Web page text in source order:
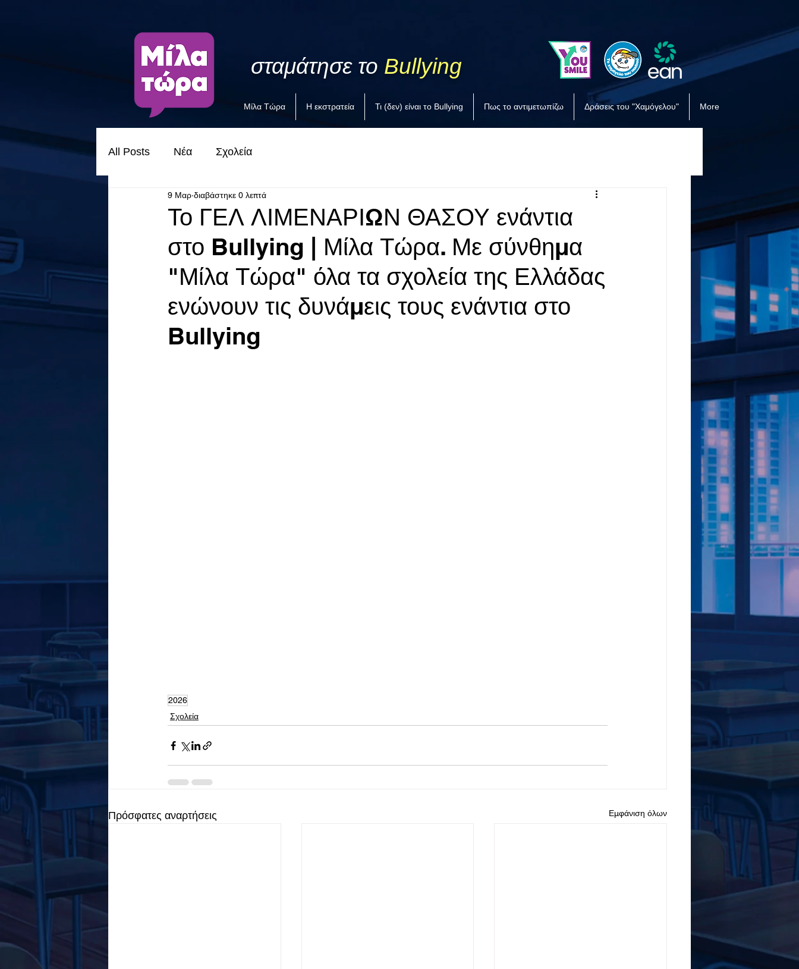
σταμάτησε το Bullying
Μίλα Τώρα Η εκστρατεία Τι (δεν) είναι το Bullying Πως το αντιμετωπίζω Δράσεις του "Χαμόγελου" More
All Posts Νέα Σχολεία
Το ΓΕΛ ΛΙΜΕΝΑΡΙΩΝ ΘΑΣΟΥ ενάντια
στο Bullying | Μίλα Τώρα. Με σύνθημα
"Μίλα Τώρα" όλα τα σχολεία της Ελλάδας
ενώνουν τις δυνάμεις τους ενάντια στο
Bullying
9 Μαρ διαβάστηκε 0 λεπτά
2026
Σχολεία
Πρόσφατες αναρτήσεις Εμφάνιση όλων